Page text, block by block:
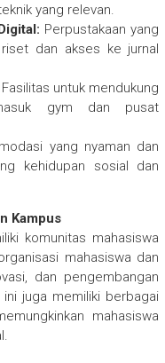
yang relevan.
Perpustakaan yang
dan akses ke jurnal
Fasilitas untuk mendukung
gym dan pusat
yang nyaman dan
kehidupan sosial dan
Kampus
komunitas mahasiswa
mahasiswa dan
dan pengembangan
juga memiliki berbagai
mahasiswa